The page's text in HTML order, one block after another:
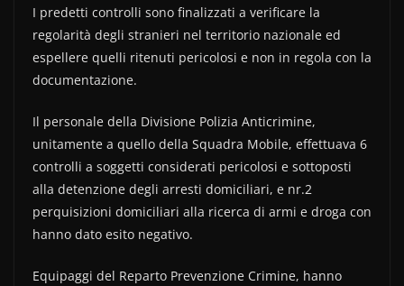
I predetti controlli sono finalizzati a verificare la
regolarità degli stranieri nel territorio nazionale ed
espellere quelli ritenuti pericolosi e non in regola con la
documentazione.
Il personale della Divisione Polizia Anticrimine,
unitamente a quello della Squadra Mobile, effettuava 6
controlli a soggetti considerati pericolosi e sottoposti
alla detenzione degli arresti domiciliari, e nr.2
perquisizioni domiciliari alla ricerca di armi e droga con
hanno dato esito negativo.
Equipaggi del Reparto Prevenzione Crimine, hanno